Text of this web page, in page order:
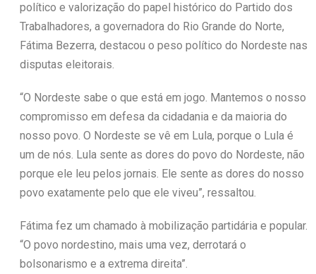
político e valorização do papel histórico do Partido dos
Trabalhadores, a governadora do Rio Grande do Norte,
Fátima Bezerra, destacou o peso político do Nordeste nas
disputas eleitorais.
“O Nordeste sabe o que está em jogo. Mantemos o nosso
compromisso em defesa da cidadania e da maioria do
nosso povo. O Nordeste se vê em Lula, porque o Lula é
um de nós. Lula sente as dores do povo do Nordeste, não
porque ele leu pelos jornais. Ele sente as dores do nosso
povo exatamente pelo que ele viveu”, ressaltou.
Fátima fez um chamado à mobilização partidária e popular.
“O povo nordestino, mais uma vez, derrotará o
bolsonarismo e a extrema direita”.